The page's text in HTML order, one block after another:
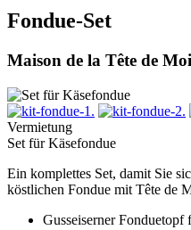
Fondue-Set
Maison de la Tête de
Vermietung
Set für Käsefondue
Ein komplettes Set, damit Sie
köstlichen Fondue mit Tête de
Gusseiserner Fonduetopf